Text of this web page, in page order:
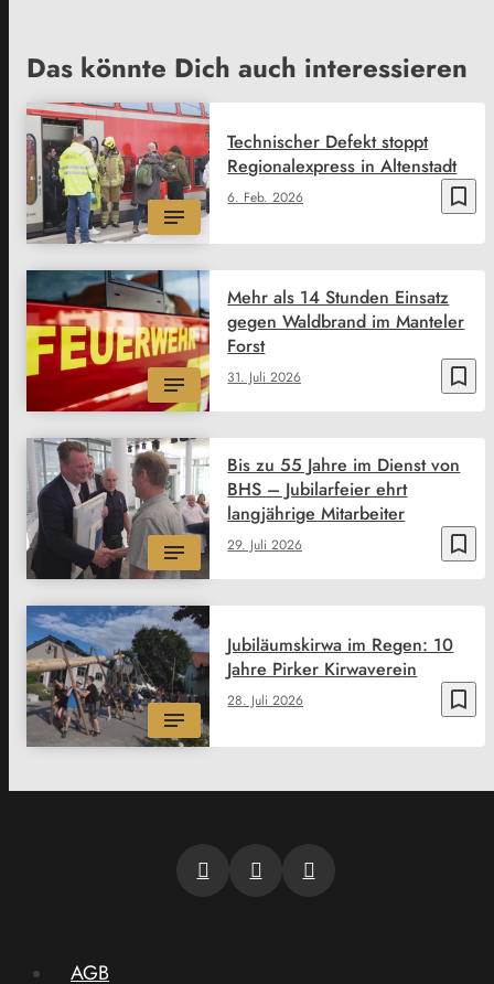
Das könnte Dich auch interessieren
bookmark_border
6. Feb. 2026
Technischer Defekt stoppt
Regionalexpress in Altenstadt
bookmark_border
31. Juli 2026
Mehr als 14 Stunden Einsatz
gegen Waldbrand im Manteler
Forst
bookmark_border
29. Juli 2026
Bis zu 55 Jahre im Dienst von
BHS – Jubilarfeier ehrt
langjährige Mitarbeiter
bookmark_border
28. Juli 2026
Jubiläumskirwa im Regen: 10
Jahre Pirker Kirwaverein
AGB